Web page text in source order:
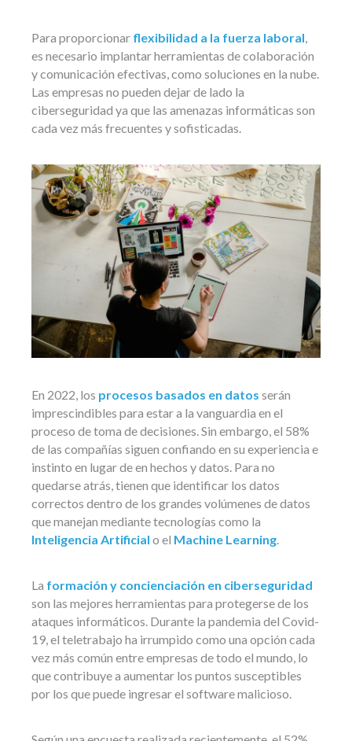
Para proporcionar flexibilidad a la fuerza laboral,
es necesario implantar herramientas de colaboración
y comunicación efectivas, como soluciones en la nube.
Las empresas no pueden dejar de lado la
ciberseguridad ya que las amenazas informáticas son
cada vez más frecuentes y sofisticadas.
En 2022, los procesos basados en datos serán
imprescindibles para estar a la vanguardia en el
proceso de toma de decisiones. Sin embargo, el 58%
de las compañías siguen confiando en su experiencia e
instinto en lugar de en hechos y datos. Para no
quedarse atrás, tienen que identificar los datos
correctos dentro de los grandes volúmenes de datos
que manejan mediante tecnologías como la
Inteligencia Artificial o el Machine Learning.
La formación y concienciación en ciberseguridad
son las mejores herramientas para protegerse de los
ataques informáticos. Durante la pandemia del Covid-
19, el teletrabajo ha irrumpido como una opción cada
vez más común entre empresas de todo el mundo, lo
que contribuye a aumentar los puntos susceptibles
por los que puede ingresar el software malicioso.